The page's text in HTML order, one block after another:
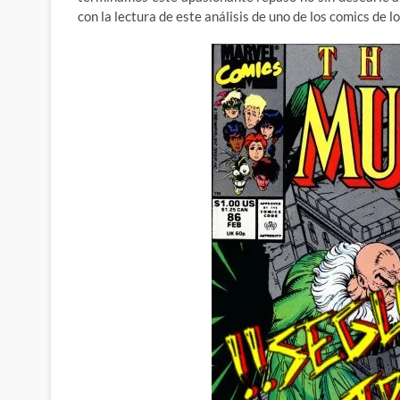
con la lectura de este análisis de uno de los comics de